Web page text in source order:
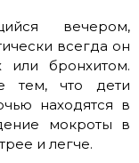
вечером,
всегда он
или бронхитом.
тем, что дети
находятся в
мокроты в
и легче.